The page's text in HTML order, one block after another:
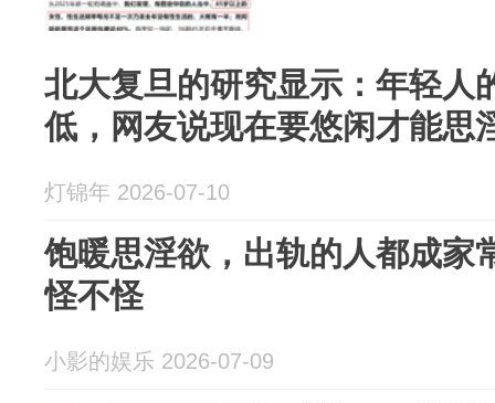
北大复旦的研究显示：年轻人
低，网友说现在要悠闲才能思
灯锦年 2026-07-10
饱暖思淫欲，出轨的人都成家
怪不怪
小影的娱乐 2026-07-09